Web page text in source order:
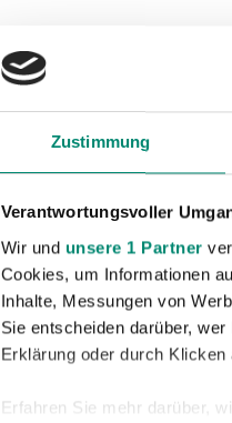
Zustimmung
Verantwortungsvoller
Wir und unsere 1 Partner
Cookies, um Informationen
Inhalte, Messungen von
Sie entscheiden darüber,
Erklärung oder durch
Erfahren Sie mehr darüber,